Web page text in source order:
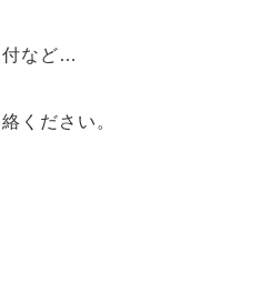
付など…
ください。